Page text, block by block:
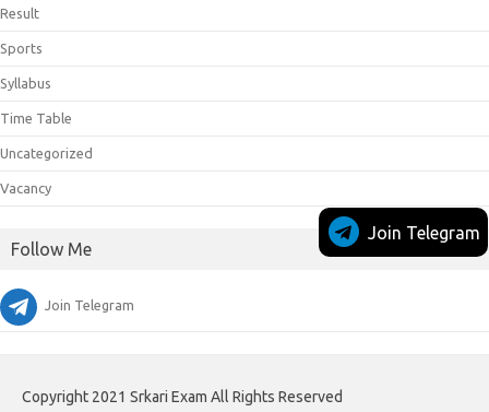
Result
Sports
Syllabus
Time Table
Uncategorized
Vacancy
Follow Me
Join Telegram
Join Telegram
Copyright 2021 Srkari Exam All Rights Reserved